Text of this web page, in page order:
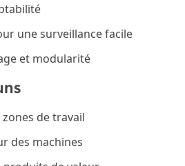
une surveillance facile
et modularité
de travail
des machines